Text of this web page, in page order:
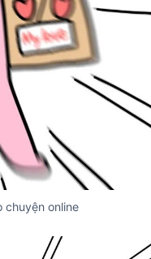
chuyện online